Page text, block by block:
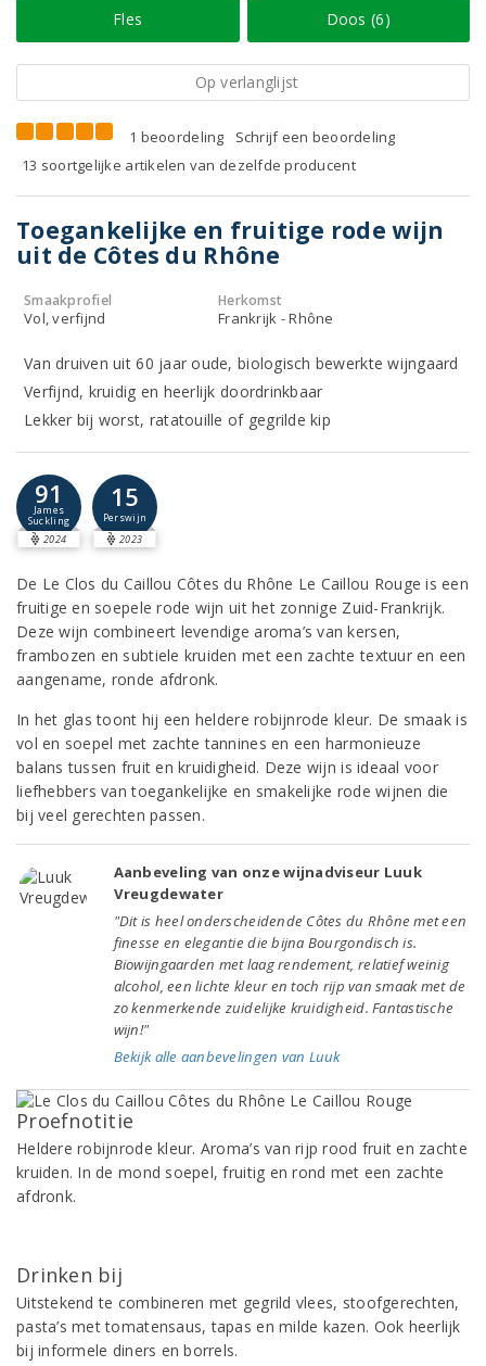
Fles Doos (6)
Op verlanglijst
1 beoordeling
Schrijf een beoordeling
13 soortgelijke artikelen van dezelfde producent
Toegankelijke en fruitige rode wijn
uit de Côtes du Rhône
Smaakprofiel
Vol, verfijnd
Herkomst
Frankrijk - Rhône
Van druiven uit 60 jaar oude, biologisch bewerkte wijngaard
Verfijnd, kruidig en heerlijk doordrinkbaar
Lekker bij worst, ratatouille of gegrilde kip
91
James
Suckling
2024
15
Perswijn
2023
De Le Clos du Caillou Côtes du Rhône Le Caillou Rouge is een
fruitige en soepele rode wijn uit het zonnige Zuid-Frankrijk.
Deze wijn combineert levendige aroma’s van kersen,
frambozen en subtiele kruiden met een zachte textuur en een
aangename, ronde afdronk.
In het glas toont hij een heldere robijnrode kleur. De smaak is
vol en soepel met zachte tannines en een harmonieuze
balans tussen fruit en kruidigheid. Deze wijn is ideaal voor
liefhebbers van toegankelijke en smakelijke rode wijnen die
bij veel gerechten passen.
Aanbeveling van onze wijnadviseur Luuk
Vreugdewater
"Dit is heel onderscheidende Côtes du Rhône met een
finesse en elegantie die bijna Bourgondisch is.
Biowijngaarden met laag rendement, relatief weinig
alcohol, een lichte kleur en toch rijp van smaak met de
zo kenmerkende zuidelijke kruidigheid. Fantastische
wijn!"
Bekijk alle aanbevelingen van Luuk
Proefnotitie
Heldere robijnrode kleur. Aroma’s van rijp rood fruit en zachte
kruiden. In de mond soepel, fruitig en rond met een zachte
afdronk.
Drinken bij
Uitstekend te combineren met gegrild vlees, stoofgerechten,
pasta’s met tomatensaus, tapas en milde kazen. Ook heerlijk
bij informele diners en borrels.